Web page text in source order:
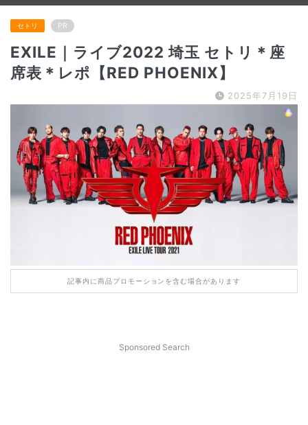
セトリ PR
EXILE｜ライブ2022 埼玉 セトリ＊座
席表＊レポ【RED PHOENIX】
2025年7月19日
記事内に商品プロモーションを含む場合があります
Sponsored Search